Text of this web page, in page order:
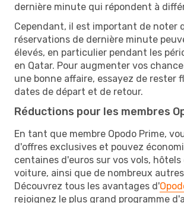
dernière minute qui répondent à
Cependant, il est important de noter
réservations de dernière minute
élevés, en particulier pendant les
en Qatar. Pour augmenter vos
une bonne affaire, essayez de rester
dates de départ et de retour.
Réductions pour les membres
En tant que membre Opodo Prime,
d'offres exclusives et pouvez
centaines d'euros sur vos vols,
voiture, ainsi que de nombreux
Découvrez tous les avantages d'
rejoignez le plus grand programme